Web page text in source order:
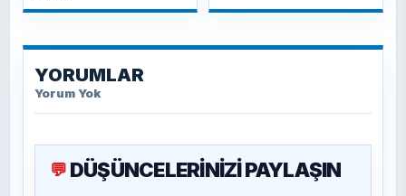
YORUMLAR
Yorum Yok
💬 DÜŞÜNCELERİNİZİ PAYLAŞIN